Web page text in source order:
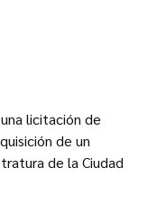
licitación de
de un
de la Ciudad